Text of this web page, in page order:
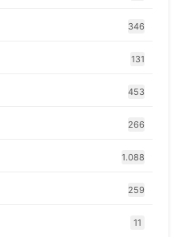
346
131
453
266
1.088
259
11